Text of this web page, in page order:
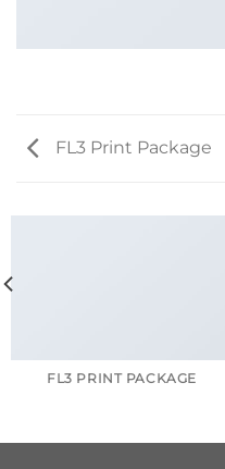
FL3 Print Package
FL3 PRINT PACKAGE